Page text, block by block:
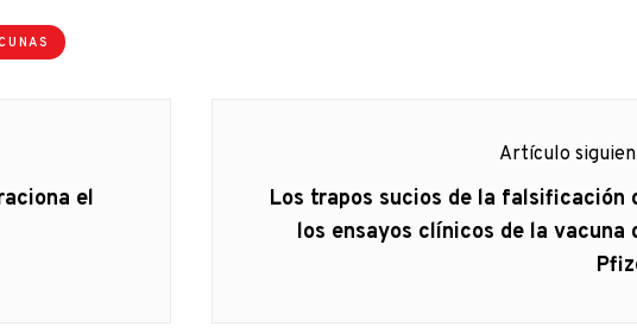
el
Artículo
Artículo
siguiente:
Los trapos sucios de la falsificación
los ensayos clínicos de la vacuna